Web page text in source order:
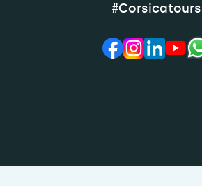
#Corsicatours